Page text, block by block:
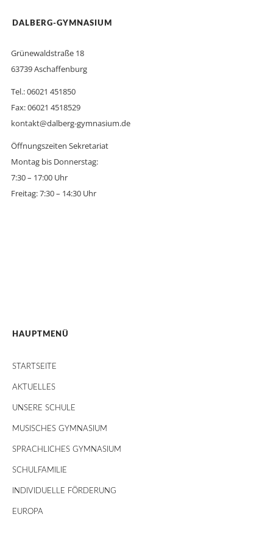
DALBERG-GYMNASIUM
Grünewaldstraße 18
63739 Aschaffenburg
Tel.: 06021 451850
Fax: 06021 4518529
kontakt@dalberg-gymnasium.de
Öffnungszeiten Sekretariat
Montag bis Donnerstag:
7:30 – 17:00 Uhr
Freitag: 7:30 – 14:30 Uhr
HAUPTMENÜ
STARTSEITE
AKTUELLES
UNSERE SCHULE
MUSISCHES GYMNASIUM
SPRACHLICHES GYMNASIUM
SCHULFAMILIE
INDIVIDUELLE FÖRDERUNG
EUROPA